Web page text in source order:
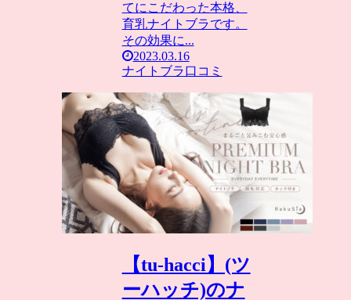
てにこだわった本格、
育乳ナイトブラです。
その効果に...
2023.03.16
ナイトブラ口コミ
【tu-hacci】(ツ
ーハッチ)のナ